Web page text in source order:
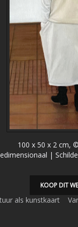
100 x 50 x 2 cm,
|
KOOP DIT
als kunstkaart